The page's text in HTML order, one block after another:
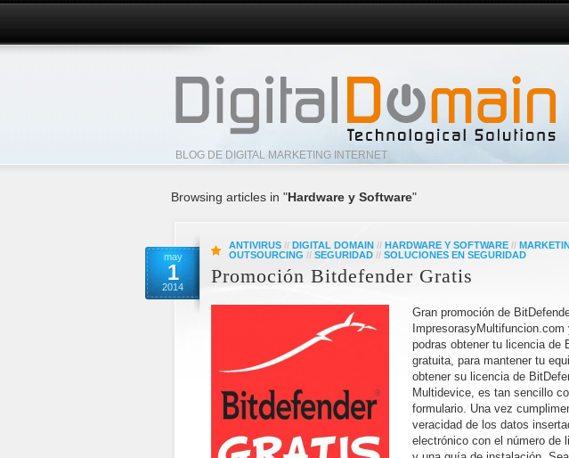
BLOG DE DIGITAL MARKETING INTERNET
Browsing articles in "Hardware y Software"
may
1
2014
ANTIVIRUS // DIGITAL DOMAIN // HARDWARE Y SOFTWARE //
OUTSOURCING // SEGURIDAD // SOLUCIONES EN SEGURIDAD
Promoción Bitdefender Gratis
Gran promoción de
podras obtener tu licencia de
gratuita, para mantener tu
obtener su licencia de
Multidevice, es tan sencillo
formulario. Una vez
veracidad de los datos
electrónico con el número de